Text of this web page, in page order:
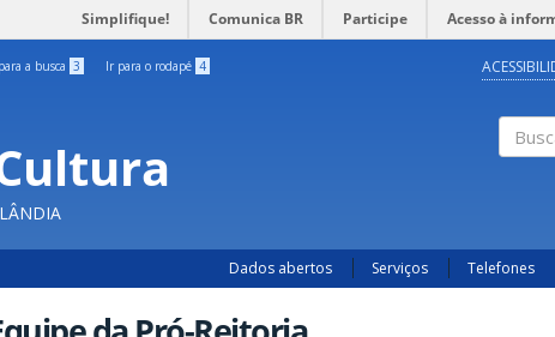
Simplifique! Comunica BR Participe Acesso à
a busca 3 Ir para o rodapé 4
Dados abertos Serviços Telefones